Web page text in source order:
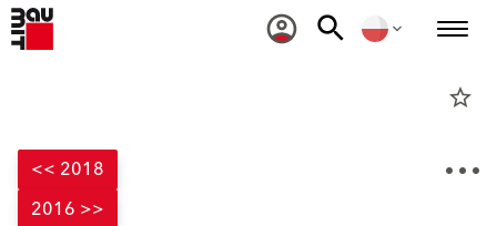
star_border
<< 2018
2016 >>